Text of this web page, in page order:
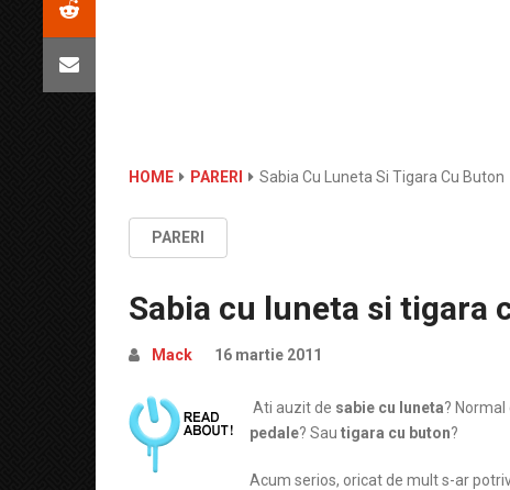
HOME PARERI Sabia Cu Luneta Si Tigara Cu Buton
PARERI
Sabia cu luneta si tigara
Mack 16 martie 2011
Ati auzit de sabie cu luneta?
pedale? Sau tigara cu buton?
Acum serios, oricat de mult s-ar